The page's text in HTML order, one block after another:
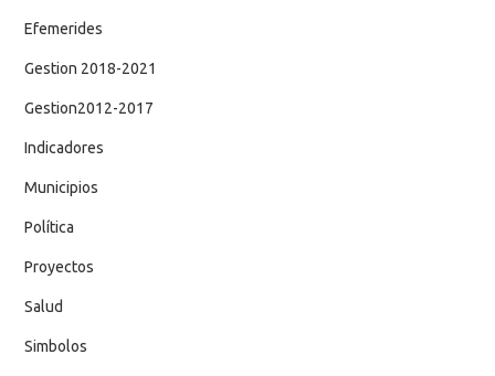
Efemerides
Gestion 2018-2021
Gestion2012-2017
Indicadores
Municipios
Política
Proyectos
Salud
Simbolos